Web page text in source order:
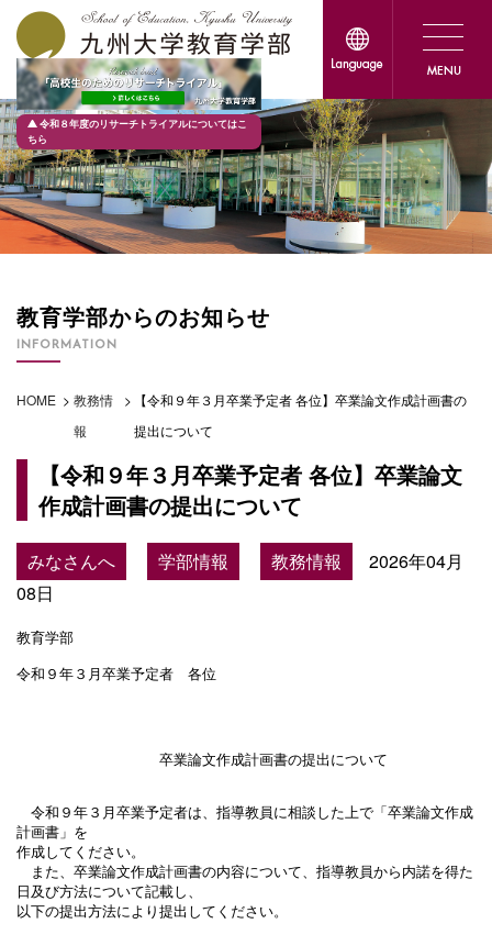
令和８年度のリサーチトライアルについてはこ
ちら
教育学部からのお知らせ
INFORMATION
HOME > 教務情
報
> 【令和９年３月卒業予定者 各位】卒業論文作成計画書の
提出について
【令和９年３月卒業予定者 各位】卒業論文
作成計画書の提出について
みなさんへ 学部情報 教務情報
2026年04月
08日
教育学部
令和９年３月卒業予定者　各位
卒業論文作成計画書の提出について
令和９年３月卒業予定者は、指導教員に相談した上で「卒業論文作成
計画書」を
作成してください。
また、卒業論文作成計画書の内容について、指導教員から内諾を得た
日及び方法について記載し、
以下の提出方法により提出してください。